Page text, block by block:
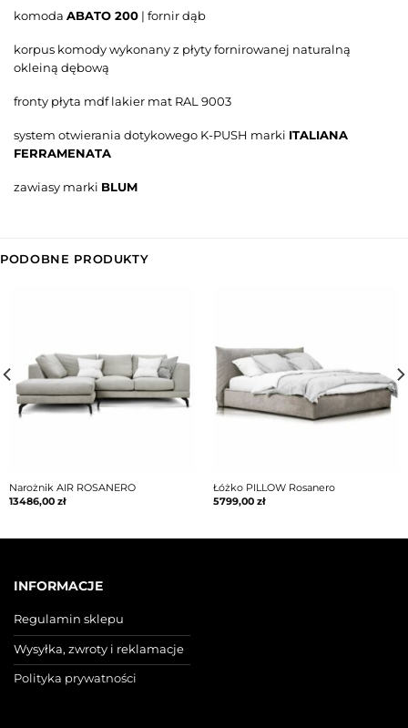
komoda ABATO 200 | fornir dąb
korpus komody wykonany z płyty fornirowanej naturalną
okleiną dębową
fronty płyta mdf lakier mat RAL 9003
system otwierania dotykowego K-PUSH marki ITALIANA
FERRAMENATA
zawiasy marki BLUM
PODOBNE PRODUKTY
Narożnik AIR ROSANERO
13486,00 zł
Łóżko PILLOW Rosanero
5799,00 zł
INFORMACJE
Regulamin sklepu
Wysyłka, zwroty i reklamacje
Polityka prywatności